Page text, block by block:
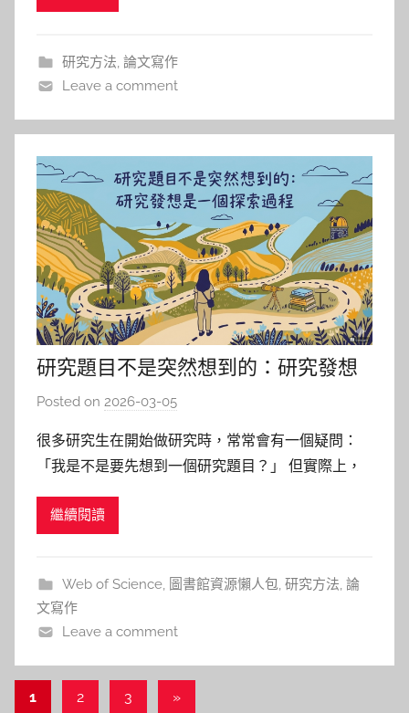
完全不同的路線，
研究方法, 論文寫作
Leave a comment
研究題目不是突然想到的：研究發想
是一個探索過程
Posted on 2026-03-05
巴
詠
很多研究生在開始做研究時，常常會有一個疑問：
「我是不是要先想到一個研究題目？」 但實際上，
文獻與理解研究脈絡的過程中逐漸形成。 例如，一
的心理健康？ 當他開始查
繼續閱讀
Web of Science, 圖書館資源懶人包, 研究方法, 論
文寫作
Leave a comment
文
1 2 3
Next
»